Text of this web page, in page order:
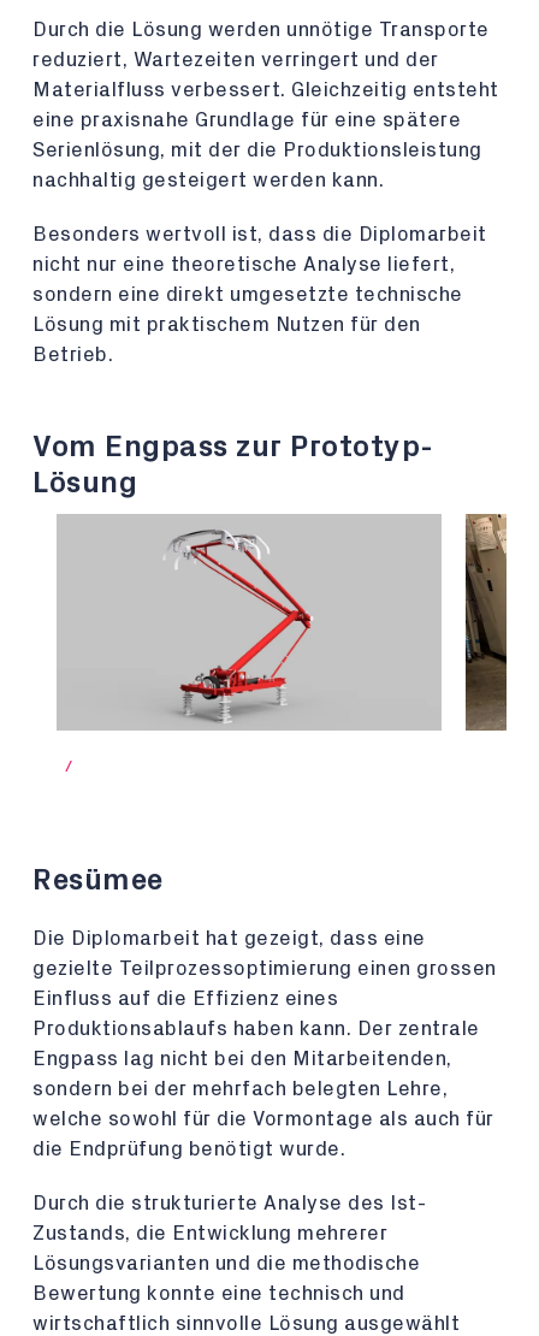
Durch die Lösung werden unnötige Transporte
reduziert, Wartezeiten verringert und der
Materialfluss verbessert. Gleichzeitig entsteht
eine praxisnahe Grundlage für eine spätere
Serienlösung, mit der die Produktionsleistung
nachhaltig gesteigert werden kann.
Besonders wertvoll ist, dass die Diplomarbeit
nicht nur eine theoretische Analyse liefert,
sondern eine direkt umgesetzte technische
Lösung mit praktischem Nutzen für den
Betrieb.
Vom Engpass zur Prototyp-
Lösung
/
Resümee
Die Diplomarbeit hat gezeigt, dass eine
gezielte Teilprozessoptimierung einen grossen
Einfluss auf die Effizienz eines
Produktionsablaufs haben kann. Der zentrale
Engpass lag nicht bei den Mitarbeitenden,
sondern bei der mehrfach belegten Lehre,
welche sowohl für die Vormontage als auch für
die Endprüfung benötigt wurde.
Durch die strukturierte Analyse des Ist-
Zustands, die Entwicklung mehrerer
Lösungsvarianten und die methodische
Bewertung konnte eine technisch und
wirtschaftlich sinnvolle Lösung ausgewählt